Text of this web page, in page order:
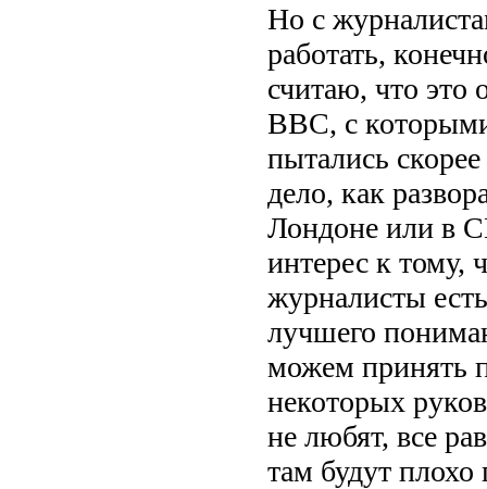
Но с
работать,
считаю, что это
BBC, с
пытались
дело, как
Лондоне или в
интерес к тому,
журналисты
лучшего
можем принять
некоторых
не любят, все
там будут плохо